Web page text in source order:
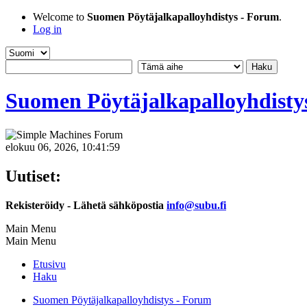
Welcome to Suomen Pöytäjalkapalloyhdistys - Forum.
Log in
Suomen
elokuu 06, 2026, 10:41:59
Uutiset:
Rekisteröidy - Lähetä sähköpostia info@subu.fi
Main Menu
Main Menu
Etusivu
Haku
Suomen Pöytäjalkapalloyhdistys - Forum